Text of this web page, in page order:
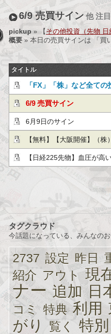
み
ん
な
の
お
金
儲
け
ア
ン
ナ
［ブ
ロ
グ
ラ
ン
キ
6/9 売買サイン 他 注
pickup » 【その他投資（先物
概要» 本日の売買サインは 「買
タイトル
「FX」「株」など全て
必見！投資の失敗は投資
6/9 売買サイン
6月9日のサイン
【無料】【大阪開催】（
ョン マンション投資法
【日経225先物】血圧が高
タグクラウド
今話題になっている、みんなの
2737 設定 昨日
紹介 アウト 現
ナー 追加 日
コミ 特典 利用
がり
覧く 特別